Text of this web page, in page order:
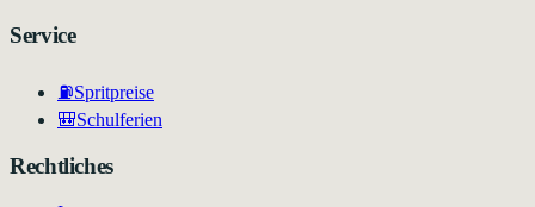
Service
⛽Spritpreise
🎒Schulferien
Rechtliches